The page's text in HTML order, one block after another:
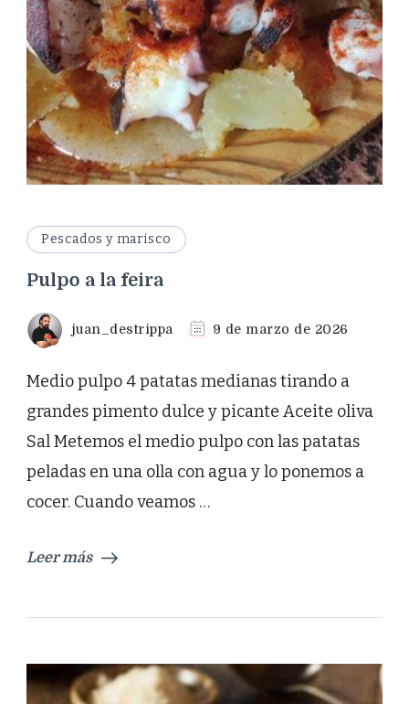
Pescados y marisco
Pulpo a la feira
juan_destrippa 9 de marzo de 2026
Medio pulpo 4 patatas medianas tirando a
grandes pimento dulce y picante Aceite oliva
Sal Metemos el medio pulpo con las patatas
peladas en una olla con agua y lo ponemos a
cocer. Cuando veamos …
Leer más